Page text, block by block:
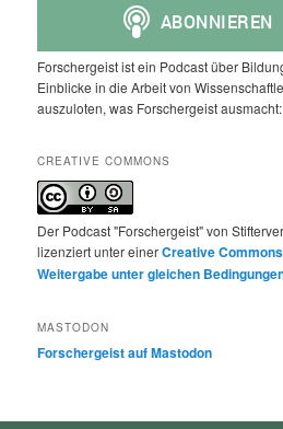
Forschergeist ist ein Podcast über
Einblicke in die Arbeit von
auszuloten, was Forschergeist
CREATIVE COMMONS
Der Podcast "Forschergeist" von
lizenziert unter einerCreative
Weitergabe unter gleichen
MASTODON
Forschergeist auf Mastodon